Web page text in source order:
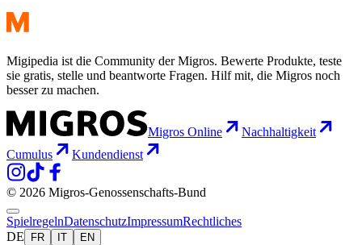
Migipedia ist die Community der Migros. Bewerte Produkte, teste
sie gratis, stelle und beantworte Fragen. Hilf mit, die Migros noch
besser zu machen.
Migros Online
Nachhaltigkeit
Cumulus
Kundendienst
© 2026 Migros-Genossenschafts-Bund
SpielregelnDatenschutzImpressumRechtliches
DE
FR IT EN